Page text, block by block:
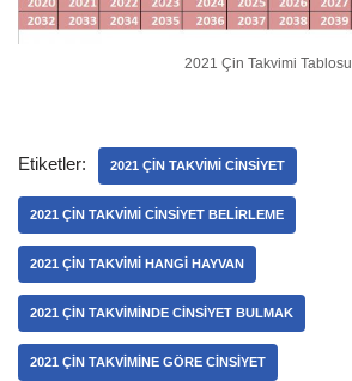
2021 Çin Takvimi Tablosu
Etiketler: 2021 ÇIN TAKVIMI CINSIYET
2021 ÇIN TAKVIMI CINSIYET BELIRLEME
2021 ÇIN TAKVIMI HANGI HAYVAN
2021 ÇIN TAKVIMINDE CINSIYET BULMAK
2021 ÇIN TAKVIMINE GÖRE CINSIYET